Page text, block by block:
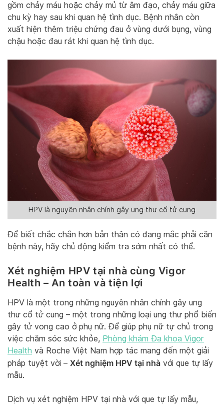
gồm chảy máu hoặc chảy mủ từ âm đạo, chảy máu giữa
chu kỳ hay sau khi quan hệ tình dục. Bệnh nhân còn
xuất hiện thêm triệu chứng đau ở vùng dưới bụng, vùng
chậu hoặc đau rát khi quan hệ tình dục.
HPV là nguyên nhân chính gây ung thư cổ tử cung
Để biết chắc chắn hơn bản thân có đang mắc phải căn
bệnh này, hãy chủ động kiểm tra sớm nhất có thể.
Xét nghiệm HPV tại nhà cùng Vigor
Health – An toàn và tiện lợi
HPV là một trong những nguyên nhân chính gây ung
thư cổ tử cung – một trong những loại ung thư phổ biến
gây tử vong cao ở phụ nữ. Để giúp phụ nữ tự chủ trong
việc chăm sóc sức khỏe, Phòng khám Đa khoa Vigor
Health và Roche Việt Nam hợp tác mang đến một giải
pháp tuyệt vời – Xét nghiệm HPV tại nhà với que tự lấy
mẫu.
Dịch vụ xét nghiệm HPV tại nhà với que tự lấy mẫu,